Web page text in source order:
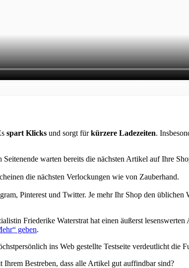
spart Klicks und sorgt fürkürzere Ladezeiten.
warten bereits die nächsten Artikel auf Ihre
die nächsten Verlockungen wie von Zauberhand.
Pinterest und Twitter. Je mehr Ihr Shop den
Friederike Waterstrat hat einen äußerst
geben.
ins Web gestellte Testseite verdeutlicht die
Bestreben, dass alle Artikel gut auffindbar sind?